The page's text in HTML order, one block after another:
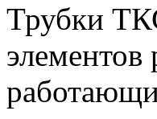
Трубки
элементов